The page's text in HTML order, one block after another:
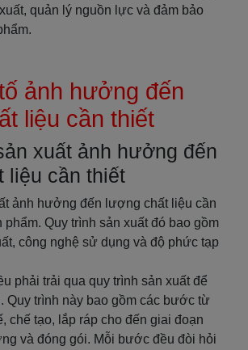
quản lý nguồn lực và đảm bảo
ảnh hưởng đến
liệu cần thiết
xuất ảnh hưởng đến
liệu cần thiết
ảnh hưởng đến lượng chất liệu cần
phẩm. Quy trình sản xuất đó bao gồm
công nghệ sử dụng và độ phức tạp
phải trải qua quy trình sản xuất để
Quy trình này bao gồm các bước từ
chế tạo, lắp ráp cho đến giai đoạn
và đóng gói. Mỗi bước đều đòi hỏi